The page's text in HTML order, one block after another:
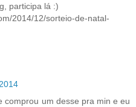
participa lá :)
2014/12/sorteio-de-natal-
comprou um desse pra min e eu